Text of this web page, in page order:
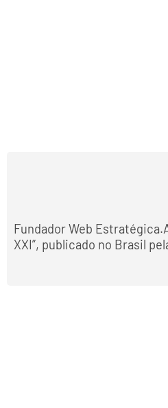
Fundador Web
XXI”, publicado no Brasil